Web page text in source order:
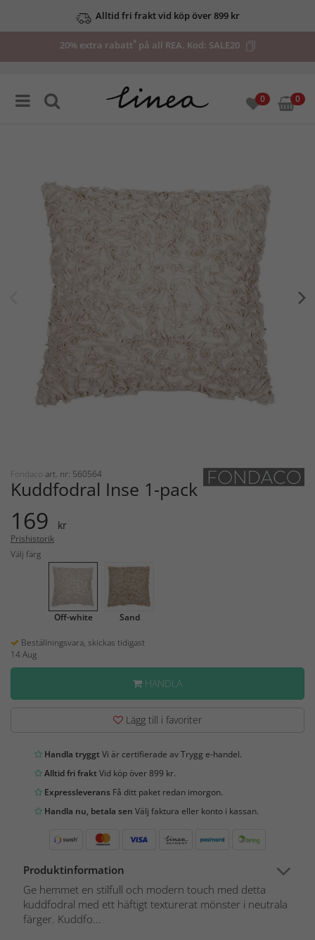
Alltid fri frakt vid köp över 899 kr
20% extra rabatt*på all REA. Kod: SALE20
0 0
Fondaco art. nr: 560564
Kuddfodral Inse 1-pack
169 kr
Prishistorik
Välj färg
Off-white Sand
Beställningsvara, skickas tidigast
14 Aug
HANDLA
Lägg till i favoriter
Handla tryggtVi är certifierade av Trygg e-handel.
Alltid fri fraktVid köp över 899 kr.
Expressleverans Få ditt paket redan imorgon.
Handla nu, betala sen Välj faktura eller konto i kassan.
Produktinformation
Ge hemmet en stilfull och modern touch med detta
kuddfodral med ett häftigt texturerat mönster i neutrala
färger. Kuddfo...